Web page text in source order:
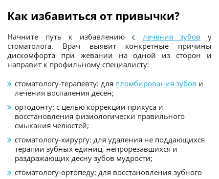
Как избавиться от привычки?
Начните путь к избавлению с лечения зубов у
стоматолога. Врач выявит конкретные причины
дискомфорта при жевании на одной из сторон и
направит к профильному специалисту:
стоматологу-терапевту: для пломбирования зубов и
лечения воспаления десен;
ортодонту: с целью коррекции прикуса и
восстановления физиологически правильного
смыкания челюстей;
стоматологу-хирургу: для удаления не поддающихся
терапии зубных единиц, непрорезавшихся и
раздражающих десну зубов мудрости;
стоматологу-ортопеду: для восстановления зубного